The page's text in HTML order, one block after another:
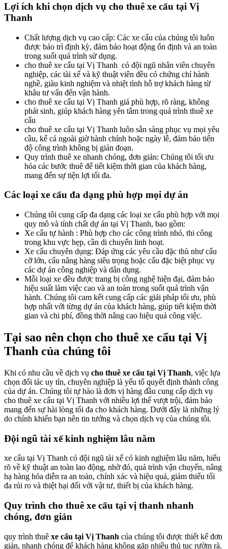
Lợi ích khi chọn dịch vụ cho thuê xe cẩu tại Vị
Thanh
Chất lượng dịch vụ cao cấp: Các xe cẩu của chúng tôi luôn
được bảo trì định kỳ, đảm bảo hoạt động ổn định và an toàn
trong suốt quá trình sử dụng.
cho thuê xe cẩu tại Vị Thanh có đội ngũ nhân viên chuyên
nghiệp, các tài xế và kỹ thuật viên đều có chứng chỉ hành
nghề, giàu kinh nghiệm và nhiệt tình hỗ trợ khách hàng từ
khâu tư vấn đến vận hành.
cho thuê xe cẩu tại Vị Thanh giá phù hợp, rõ ràng, không
phát sinh, giúp khách hàng yên tâm trong quá trình thuê xe
cẩu
cho thuê xe cẩu tại Vị Thanh luôn sẵn sàng phục vụ mọi yêu
cầu, kể cả ngoài giờ hành chính hoặc ngày lễ, đảm bảo tiến
độ công trình không bị gián đoạn.
Quy trình thuê xe nhanh chóng, đơn giản: Chúng tôi tối ưu
hóa các bước thuê để tiết kiệm thời gian của khách hàng,
mang đến sự tiện lợi tối đa.
Các loại xe cẩu đa dạng phù hợp mọi dự án
Chúng tôi cung cấp đa dạng các loại xe cẩu phù hợp với mọi
quy mô và tính chất dự án tại Vị Thanh, bao gồm:
Xe cẩu tự hành : Phù hợp cho các công trình nhỏ, thi công
trong khu vực hẹp, cần di chuyển linh hoạt.
Xe cẩu chuyên dụng: Đáp ứng các yêu cầu đặc thù như cẩu
cỡ lớn, cẩu nâng hàng siêu trọng hoặc cẩu đặc biệt phục vụ
các dự án công nghiệp và dân dụng.
Mỗi loại xe đều được trang bị công nghệ hiện đại, đảm bảo
hiệu suất làm việc cao và an toàn trong suốt quá trình vận
hành. Chúng tôi cam kết cung cấp các giải pháp tối ưu, phù
hợp nhất với từng dự án của khách hàng, giúp tiết kiệm thời
gian và chi phí, đồng thời nâng cao hiệu quả công việc.
Tại sao nên chọn cho thuê xe cẩu tại Vị
Thanh của chúng tôi
Khi có nhu cầu về dịch vụ cho thuê xe cẩu tại Vị Thanh, việc lựa
chọn đối tác uy tín, chuyên nghiệp là yếu tố quyết định thành công
của dự án. Chúng tôi tự hào là đơn vị hàng đầu cung cấp dịch vụ
cho thuê xe cẩu tại Vị Thanh với nhiều lợi thế vượt trội, đảm bảo
mang đến sự hài lòng tối đa cho khách hàng. Dưới đây là những lý
do chính khiến bạn nên tin tưởng và chọn dịch vụ của chúng tôi.
Đội ngũ tài xế kinh nghiệm lâu năm
xe cẩu tại Vị Thanh có đội ngũ tài xế có kinh nghiệm lâu năm, hiểu
rõ về kỹ thuật an toàn lao động, nhờ đó, quá trình vận chuyển, nâng
hạ hàng hóa diễn ra an toàn, chính xác và hiệu quả, giảm thiểu tối
đa rủi ro và thiệt hại đối với vật tư, thiết bị của khách hàng.
Quy trình cho thuê xe cẩu tại vị thanh nhanh
chóng, đơn giản
quy trình thuê xe cẩu tại Vị Thanh của chúng tôi được thiết kế đơn
giản, nhanh chóng để khách hàng không gặp nhiều thủ tục rườm rà.